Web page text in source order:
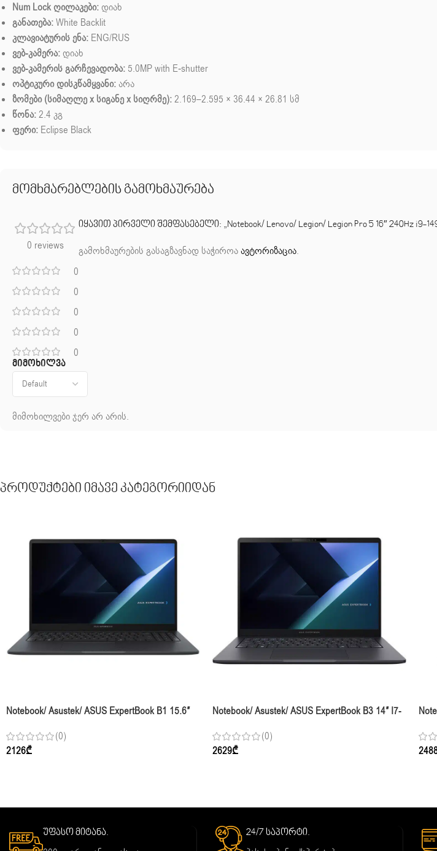
Num Lock ღილაკები: დიახ
განათება:White Backlit
კლავიატურის ენა: ENG/RUS
ვებ-კამერა: დიახ
ვებ-კამერის გარჩევადობა: 5.0MP with E-shutter
ოპტიკური დისკწამყვანი:არა
ზომები (სიმაღლე x სიგანე x სიღრმე):2.169–2.595 × 36.44 × 26.81 სმ
წონა:2.4 კგ
ფერი: Eclipse Black
მომხმარებლების გამოხმაურება
0 reviews
0
0
0
0
0
მიმოხილვა
მიმოხილვები ჯერ არ არის.
იყავით პირველი შემფასებელი: „Notebook/ Lenovo/ Legion/ Legion Pro 5 16″ 240Hz i9-
გამოხმაურების გასაგზავნად საჭიროაავტორიზაცია.
Პროდუქტები Იმავე Კატეგორიიდან
Notebook/ Asustek/ ASUS ExpertBook B1 15.6″
Graphics
(0)
2126₾
Notebook/ Asustek/ ASUS ExpertBook B3 14″ I7-
Gentle Grey(0)
2629₾
უფასო მიტანა. 24/7 საპორტი.